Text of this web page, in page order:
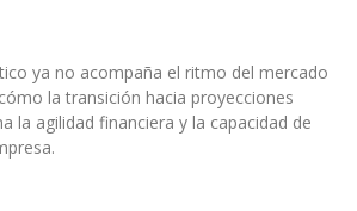
ya no acompaña el ritmo del mercado
la transición hacia proyecciones
la agilidad financiera y la capacidad de